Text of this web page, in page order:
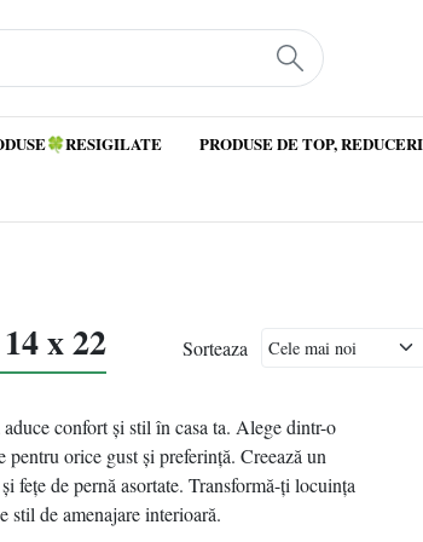
PRODUSE DE TOP,
x 22 Sorteaza
confort și stil în casa ta. Alege dintr-o
orice gust și preferință. Creează un
fețe de pernă asortate. Transformă-ți locuința
stil de amenajare interioară.